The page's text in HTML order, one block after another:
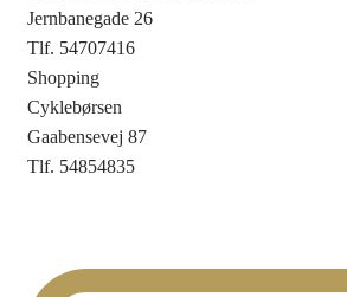
Jernbanegade 26
Tlf. 54707416
Shopping
Cyklebørsen
Gaabensevej 87
Tlf. 54854835